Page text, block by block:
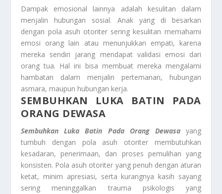
Dampak emosional lainnya adalah kesulitan dalam
menjalin hubungan sosial. Anak yang di besarkan
dengan pola asuh otoriter sering kesulitan memahami
emosi orang lain atau menunjukkan empati, karena
mereka sendiri jarang mendapat validasi emosi dari
orang tua. Hal ini bisa membuat mereka mengalami
hambatan dalam menjalin pertemanan, hubungan
asmara, maupun hubungan kerja.
SEMBUHKAN LUKA BATIN PADA
ORANG DEWASA
Sembuhkan Luka Batin Pada Orang Dewasayang
tumbuh dengan pola asuh otoriter membutuhkan
kesadaran, penerimaan, dan proses pemulihan yang
konsisten. Pola asuh otoriter yang penuh dengan aturan
ketat, minim apresiasi, serta kurangnya kasih sayang
sering meninggalkan trauma psikologis yang